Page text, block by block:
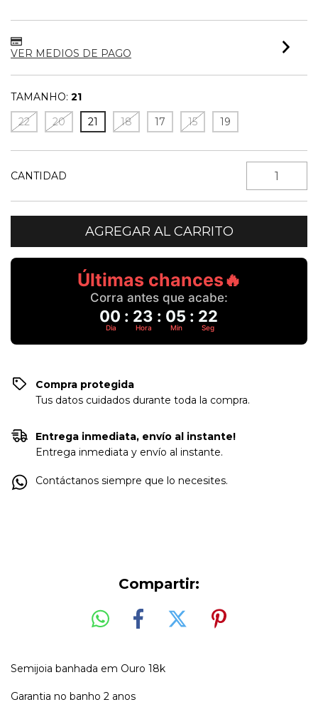
VER MEDIOS DE PAGO
TAMANHO: 21
22
20 21 18 17 15 19
CANTIDAD
Últimas chances🔥
Corra antes que acabe:
00 : 23 : 05 : 22
Dia Hora Min Seg
Compra protegida
Tus datos cuidados durante toda la compra.
Entrega inmediata, envío al instante!
Entrega inmediata y envío al instante.
Contáctanos siempre que lo necesites.
Compartir:
Semijoia banhada em Ouro 18k
Garantia no banho 2 anos